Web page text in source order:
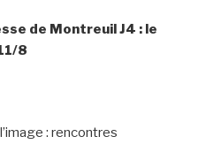
de Montreuil J4 : le
8
: rencontres